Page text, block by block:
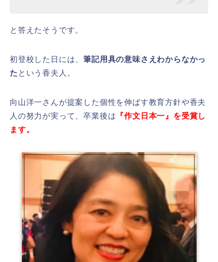
と答えたそうです。
初登校した日には、筆記用具の意味さえわからなかっ
た という香夫人。
向山洋一さんが提案した個性を伸ばす教育方針や香夫
人の努力が実って、卒業後は 『作文日本一』を受賞し
ます。